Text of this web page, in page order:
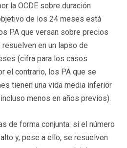
la OCDE sobre duración
de los 24 meses está
PA que versan sobre precios
en un lapso de
(cifra para los casos
el contrario, los PA que se
tienen una vida media inferior
menos en años previos).
de forma conjunta: si el número
y, pese a ello, se resuelven